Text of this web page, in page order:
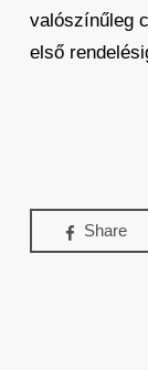
valószínűleg
első
Share